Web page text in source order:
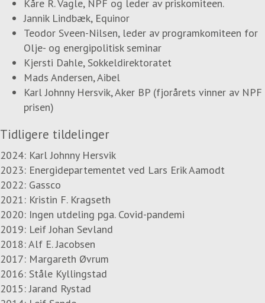
Kåre R. Vagle, NPF og leder av priskomiteen.
Jannik Lindbæk, Equinor
Teodor Sveen-Nilsen, leder av programkomiteen for
Olje- og energipolitisk seminar
Kjersti Dahle, Sokkeldirektoratet
Mads Andersen, Aibel
Karl Johnny Hersvik, Aker BP (fjorårets vinner av NPF
prisen)
Tidligere tildelinger
2024: Karl Johnny Hersvik
2023: Energidepartementet ved Lars Erik Aamodt
2022: Gassco
2021: Kristin F. Kragseth
2020: Ingen utdeling pga. Covid-pandemi
2019: Leif Johan Sevland
2018: Alf E. Jacobsen
2017: Margareth Øvrum
2016: Ståle Kyllingstad
2015: Jarand Rystad